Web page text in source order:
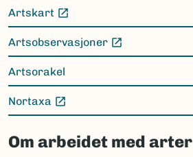
Artskart
(Ekstern lenke)
Artsobservasjoner
(Ekstern lenke)
Artsorakel
Nortaxa
(Ekstern lenke)
Om arbeidet med arter